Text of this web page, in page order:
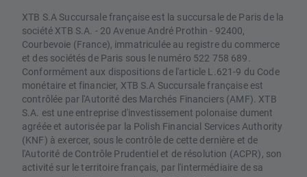
XTB S.A Succursale française est la succursale de Paris de la
société XTB S.A. - 20 Avenue André Prothin - 92400,
Courbevoie (France), immatriculée au registre du commerce
et des sociétés de Paris sous le numéro 522 758 689.
Conformément aux dispositions de l'article L.621-9 du Code
monétaire et financier, XTB S.A Succursale française est
contrôlée par l'Autorité des Marchés Financiers (AMF). XTB
S.A. est une entreprise d'investissement polonaise dument
agréée et autorisée par la Polish Financial Services Authority
(KNF) à exercer, sous le contrôle de cette dernière et de
l'Autorité de Contrôle Prudentiel et de résolution (ACPR), son
activité sur le territoire français, par l'intermédiaire de sa